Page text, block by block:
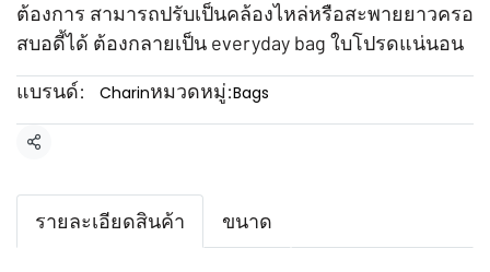
ต้องการ สามารถปรับเป็นคล้องไหล่หรือสะพายยาวครอ
สบอดี้ได้ ต้องกลายเป็น everyday bag ใบโปรดแน่นอน
แบรนด์:
Charinหมวดหมู่:Bags
แชร์
รายละเอียดสินค้า ขนาด